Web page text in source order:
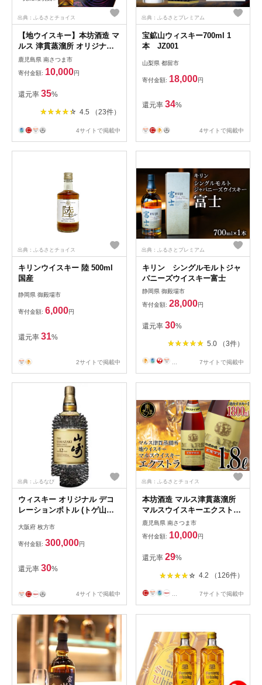
出典：ふるさとチョイス
【地ウイスキー】本坊酒造 マ
ルス 津貫蒸溜所 オリジナル
ウイスキー 「HHAE」マルス
ウィスキー お酒 モルト ハイ
ボール ギフト 贈答 南さつま
鹿児島県 南さつま市
寄付金額: 10,000円
還元率 35%
4.5 （23件）
4サイトで掲載中
出典：ふるさとプレミアム
宝鉱山ウィスキー700ml 1
本 JZ001
山梨県 都留市
寄付金額: 18,000円
還元率 34%
4サイトで掲載中
出典：ふるさとチョイス
キリンウイスキー 陸 500ml
国産
静岡県 御殿場市
寄付金額: 6,000円
還元率 31%
2サイトで掲載中
出典：ふるさとプレミアム
キリン シングルモルトジャ
パニーズウイスキー富士
静岡県 御殿場市
寄付金額: 28,000円
還元率 30%
5.0 （3件）
7サイトで掲載中
出典：ふるなび
ウィスキー オリジナル デコ
レーションボトル (トゲ山崎
大阪府 枚方市
寄付金額: 300,000円
還元率 30%
4サイトで掲載中
出典：ふるさとチョイス
本坊酒造 マルス津貫蒸溜所
マルスウイスキーエクストラ
1.8L
鹿児島県 南さつま市
寄付金額: 10,000円
還元率 29%
4.2 （126件）
... 7サイトで掲載中